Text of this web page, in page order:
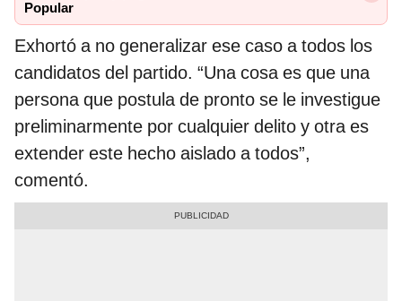
Popular
Exhortó a no generalizar ese caso a todos los
candidatos del partido. “Una cosa es que una
persona que postula de pronto se le investigue
preliminarmente por cualquier delito y otra es
extender este hecho aislado a todos”,
comentó.